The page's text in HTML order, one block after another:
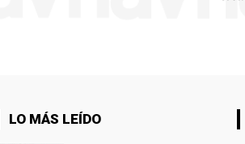
LO MÁS LEÍDO